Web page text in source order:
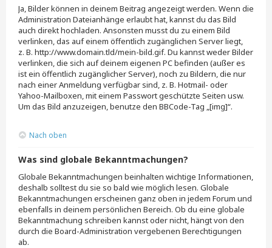
Ja, Bilder können in deinem Beitrag angezeigt werden. Wenn die
Administration Dateianhänge erlaubt hat, kannst du das Bild
auch direkt hochladen. Ansonsten musst du zu einem Bild
verlinken, das auf einem öffentlich zugänglichen Server liegt,
z. B. http://www.domain.tld/mein-bild.gif. Du kannst weder Bilder
verlinken, die sich auf deinem eigenen PC befinden (außer es
ist ein öffentlich zugänglicher Server), noch zu Bildern, die nur
nach einer Anmeldung verfügbar sind, z. B. Hotmail- oder
Yahoo-Mailboxen, mit einem Passwort geschützte Seiten usw.
Um das Bild anzuzeigen, benutze den BBCode-Tag „[img]“.
Nach oben
Was sind globale Bekanntmachungen?
Globale Bekanntmachungen beinhalten wichtige Informationen,
deshalb solltest du sie so bald wie möglich lesen. Globale
Bekanntmachungen erscheinen ganz oben in jedem Forum und
ebenfalls in deinem persönlichen Bereich. Ob du eine globale
Bekanntmachung schreiben kannst oder nicht, hängt von den
durch die Board-Administration vergebenen Berechtigungen
ab.